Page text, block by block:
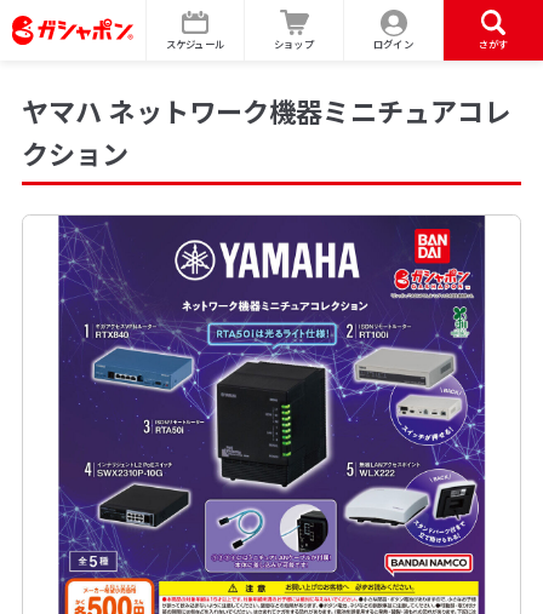
スケジュール ショップ ログイン さがす
ヤマハ ネットワーク機器ミニチュアコレ
クション